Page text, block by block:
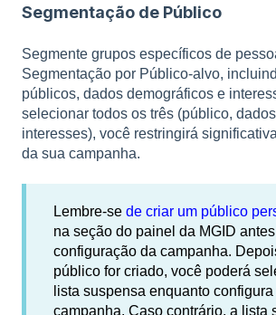
Segmentação de Público
Segmente grupos específicos de
Segmentação por Público-alvo,
públicos, dados demográficos e
selecionar todos os três (público,
interesses), você restringirá
da sua campanha.
Lembre-se de criar um público
na seção do painel da MGID
configuração da campanha.
público for criado, você poderá
lista suspensa enquanto configura
campanha. Caso contrário, a lista